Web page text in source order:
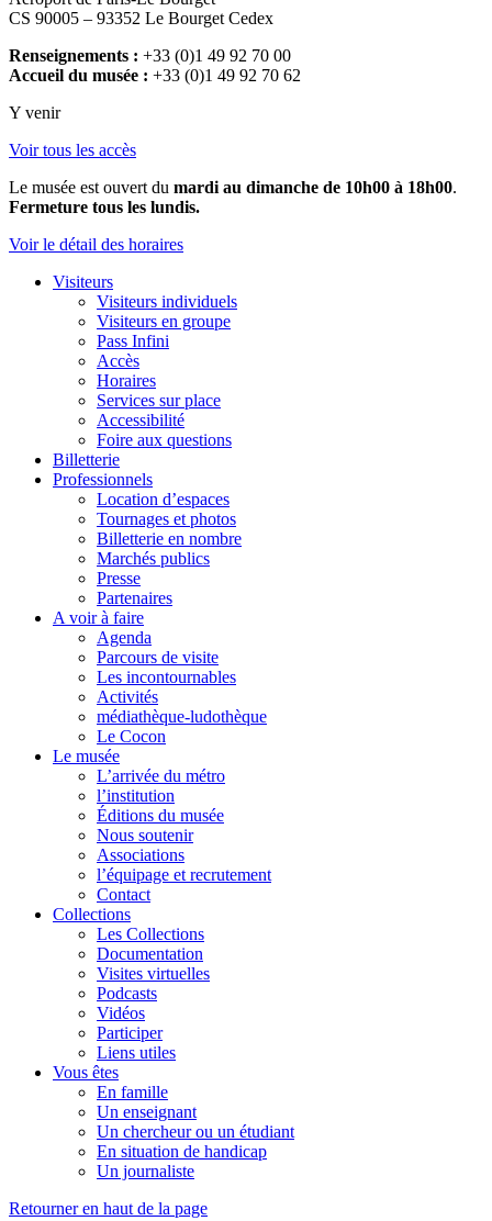
CS 90005 – 93352 Le Bourget Cedex
Renseignements : +33 (0)1 49 92 70 00
Accueil du musée : +33 (0)1 49 92 70 62
Y venir
Voir tous les accès
Le musée est ouvert du mardi au dimanche de 10h00 à 18h00.
Fermeture tous les lundis.
Voir le détail des horaires
Visiteurs
Visiteurs individuels
Visiteurs en groupe
Pass Infini
Accès
Horaires
Services sur place
Accessibilité
Foire aux questions
Billetterie
Professionnels
Location d’espaces
Tournages et photos
Billetterie en nombre
Marchés publics
Presse
Partenaires
A voir à faire
Agenda
Parcours de visite
Les incontournables
Activités
médiathèque-ludothèque
Le Cocon
Le musée
L’arrivée du métro
l’institution
Éditions du musée
Nous soutenir
Associations
l’équipage et recrutement
Contact
Collections
Les Collections
Documentation
Visites virtuelles
Podcasts
Vidéos
Participer
Liens utiles
Vous êtes
En famille
Un enseignant
Un chercheur ou un étudiant
En situation de handicap
Un journaliste
Retourner en haut de la page